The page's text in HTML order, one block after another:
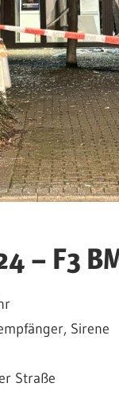
– F3
Sirene
Straße